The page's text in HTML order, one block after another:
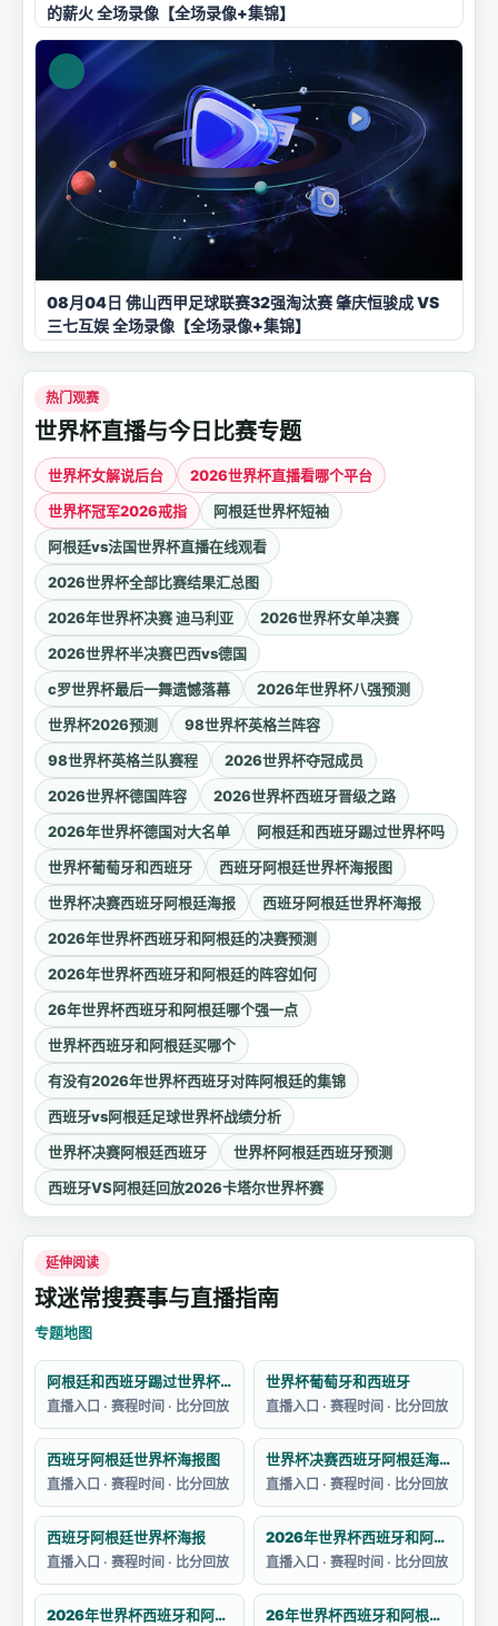
的薪火 全场录像【全场录像+集锦】
08月04日 佛山西甲足球联赛32强淘汰赛 肇庆恒骏成 VS
三七互娱 全场录像【全场录像+集锦】
热门观赛
世界杯直播与今日比赛专题
世界杯女解说后台
2026世界杯直播看哪个平台
世界杯冠军2026戒指
阿根廷世界杯短袖
阿根廷vs法国世界杯直播在线观看
2026世界杯全部比赛结果汇总图
2026年世界杯决赛 迪马利亚
2026世界杯女单决赛
2026世界杯半决赛巴西vs德国
c罗世界杯最后一舞遗憾落幕
2026年世界杯八强预测
世界杯2026预测
98世界杯英格兰阵容
98世界杯英格兰队赛程
2026世界杯夺冠成员
2026世界杯德国阵容
2026世界杯西班牙晋级之路
2026年世界杯德国对大名单
阿根廷和西班牙踢过世界杯吗
世界杯葡萄牙和西班牙
西班牙阿根廷世界杯海报图
世界杯决赛西班牙阿根廷海报
西班牙阿根廷世界杯海报
2026年世界杯西班牙和阿根廷的决赛预测
2026年世界杯西班牙和阿根廷的阵容如何
26年世界杯西班牙和阿根廷哪个强一点
世界杯西班牙和阿根廷买哪个
有没有2026年世界杯西班牙对阵阿根廷的集锦
西班牙vs阿根廷足球世界杯战绩分析
世界杯决赛阿根廷西班牙
世界杯阿根廷西班牙预测
西班牙VS阿根廷回放2026卡塔尔世界杯赛
延伸阅读
球迷常搜赛事与直播指南
专题地图
阿根廷和西班牙踢过世界杯吗
直播入口 · 赛程时间 · 比分回放
世界杯葡萄牙和西班牙
直播入口 · 赛程时间 · 比分回放
西班牙阿根廷世界杯海报图
直播入口 · 赛程时间 · 比分回放
世界杯决赛西班牙阿根廷海报
直播入口 · 赛程时间 · 比分回放
西班牙阿根廷世界杯海报
直播入口 · 赛程时间 · 比分回放
2026年世界杯西班牙和阿根廷的决赛预测
直播入口 · 赛程时间 · 比分回放
2026年世界杯西班牙和阿根廷的阵容如何 26年世界杯西班牙和阿根廷哪个强一点